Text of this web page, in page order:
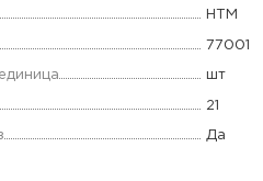
НТМ
77001
шт
21
Да